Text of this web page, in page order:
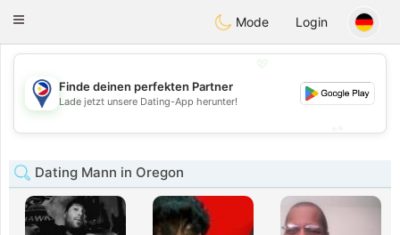
Philippines Chat
Toggle
Mode Login
💖
💕
Finde deinen perfekten Partner
Lade jetzt unsere Dating-App herunter!
Dating Mann in Oregon